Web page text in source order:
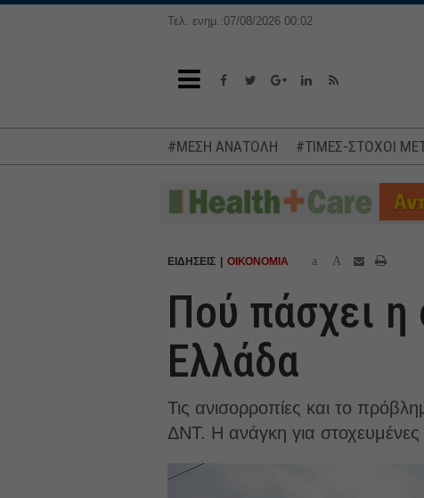
Τελ. ενημ.:07/08/2026 00:02
#ΜΕΣΗ ΑΝΑΤΟΛΗ #ΤΙΜΕΣ-ΣΤΟΧΟΙ
ΕΙΔΗΣΕΙΣ ΟΙΚΟΝΟΜΙΑ a A
Πού πάσχει η
Ελλάδα
Τις ανισορροπίες και το
ΔΝΤ. Η ανάγκη για στοχευμένες